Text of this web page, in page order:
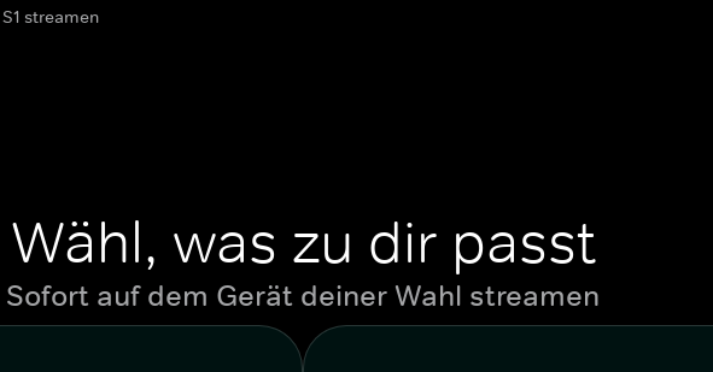
S1 streamen
Wähl, was zu dir passt
Sofort auf dem Gerät deiner Wahl streamen